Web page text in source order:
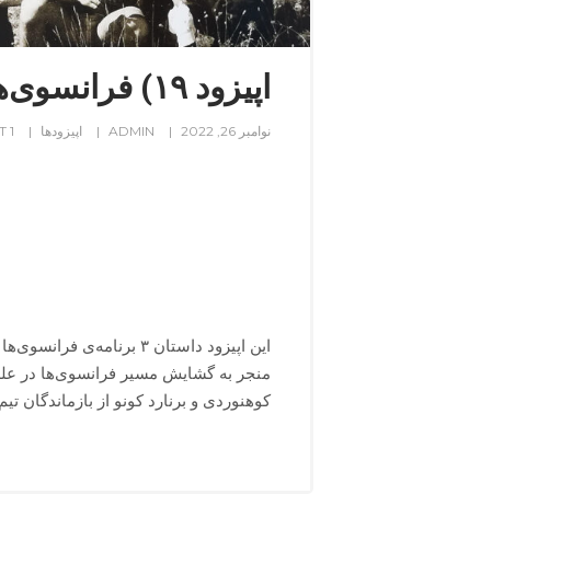
اپیزود ۱۹) فرانسوی‌ها در علم‌کوه
نوامبر 26, 2022 ADMIN اپیزودها 1 COMMENT
منجر به گشایش مسیر فرانسوی‌ها در
کوهنوردی و برنارد کونو از بازماندگان